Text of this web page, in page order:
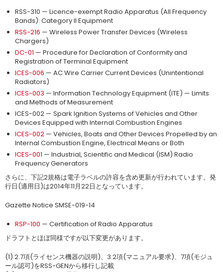
RSS-310 — Licence-exempt Radio Apparatus (All Frequency
Bands): Category II Equipment
RSS-216 — Wireless Power Transfer Devices (Wireless
Chargers)
DC-01 — Procedure for Declaration of Conformity and
Registration of Terminal Equipment
ICES-006 — AC Wire Carrier Current Devices (Unintentional
Radiators)
ICES-003 — Information Technology Equipment (ITE) — Limits
and Methods of Measurement
ICES-002 — Spark Ignition Systems of Vehicles and Other
Devices Equipped with Internal Combustion Engines
ICES-002 — Vehicles, Boats and Other Devices Propelled by an
Internal Combustion Engine, Electrical Means or Both
ICES-001 — Industrial, Scientific and Medical (ISM) Radio
Frequency Generators
さらに、下記2規格は電子ラベルの許容を含め更新が行われています。発
行日(適用日)は2014年11月22日となっています。
Gazette Notice SMSE-019-14
RSP-100 — Certification of Radio Apparatus
ドラフトとほぼ同様ですが以下変更があります。
(1) 2.7項(ライセンス機器の説明)、3.2項(マニュアル要求)、7項(モジュ
ール認可)をRSS-GENから移行し記載